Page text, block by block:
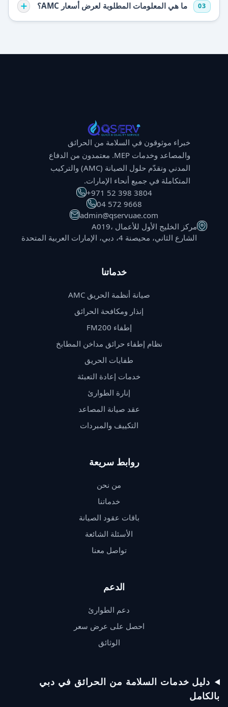
03 ما هي المعلومات المطلوبة لعرض أسعار AMC؟
خبراء موثوقون في السلامة من الحرائق
والمصاعد وخدمات MEP. معتمدون من الدفاع
المدني ونقدّم حلول الصيانة (AMC) والتركيب
المتكاملة في جميع أنحاء الإمارات.
⁦+971 52 398 3804⁩
⁦04 572 9668⁩
admin@qservuae.com
A019، مركز الخليج الأول للأعمال
الشارع الثاني، محيصنة 4، دبي، الإمارات العربية المتحدة
خدماتنا
صيانة أنظمة الحريق AMC
إنذار ومكافحة الحرائق
إطفاء FM200
نظام إطفاء حرائق مداخن المطابخ
طفايات الحريق
خدمات إعادة التعبئة
إنارة الطوارئ
عقد صيانة المصاعد
التكييف والمبردات
روابط سريعة
من نحن
خدماتنا
باقات عقود الصيانة
الأسئلة الشائعة
تواصل معنا
الدعم
دعم الطوارئ
احصل على عرض سعر
الوثائق
دليل خدمات السلامة من الحرائق في دبي
بالكامل